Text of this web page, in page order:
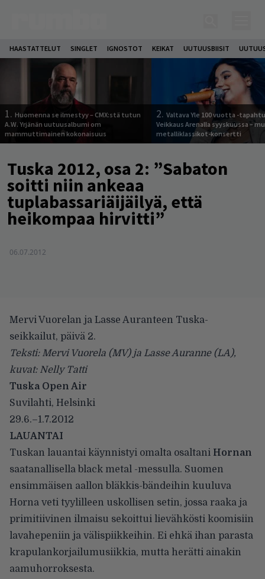
HAASTATTELUT SINGLET IGNOSTOT KEIKAT UUTUUSBIISIT
1. Huomenna se ilmestyy – CMX:stä tutun
A.W. Yrjänän uutuusalbumi om
mammuttimainen kokonaisuus
2. Valtava Yle 100 vuotta -
Veikkaus Arenalla syyskuussa –
metalliklassikot-konsertti
Tuska 2012, osa 2: ”Sabaton
soitti niin ankeaa
tuplabassariäijäilyä, että
heikompaa hirvitti”
06.07.2012
Mervi Vuorelan ja Lasse Auranteen Tuska-
seikkailut, päivä 2.
Teksti: Mervi Vuorela (MV) ja Lasse Auranne (LA),
kuvat: Nelly Tatti
Tuska Open Air
Suvilahti, Helsinki
29.6.–1.7.2012
LAUANTAI
Tuskan lauantai käynnistyi omalta osaltani Hornan
saatanallisella black metal -messulla. Suomen
ensimmäisen aallon bläkkis-bändeihin kuuluva
Horna veti tyylilleen uskollisen setin, jossa raaka ja
primitiivinen ilmaisu sekoittui lievähkösti koomisiin
lavahepeniin ja välispiikkeihin. Ei ehkä ihan parasta
krapulankorjailumusiikkia, mutta herätti ainakin
aamuhorroksesta.